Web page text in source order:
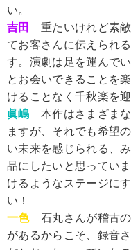
い。
吉田
重たいけれど素
てお客さんに伝えられ
す。演劇は足を運んで
とお会いできることを
けることなく千秋楽を
眞嶋 本作はさまざまな
ますが、それでも希望
い未来を感じられる、
品にしたいと思ってい
けるようなステージに
い！
一色石丸さんが稽古の
があるからこそ、録音